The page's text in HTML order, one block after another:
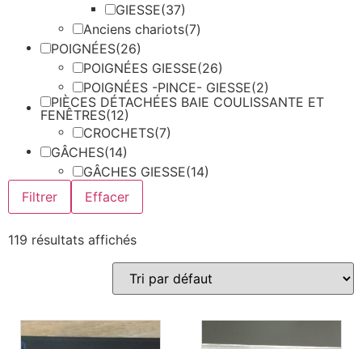
GIESSE(37)
Anciens chariots(7)
POIGNÉES(26)
POIGNÉES GIESSE(26)
POIGNÉES -PINCE- GIESSE(2)
PIÈCES DÉTACHÉES BAIE COULISSANTE ET
FENÊTRES(12)
CROCHETS(7)
GÂCHES(14)
GÂCHES GIESSE(14)
Filtrer
Effacer
119 résultats affichés